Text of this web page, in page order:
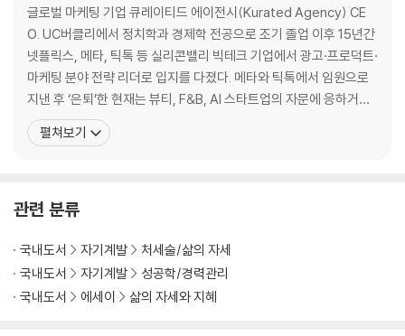
머슴 같은 주니어, 언젠간 대감집으로 간다
면접 보기 전, 7가지만 명심하라
[소라언니가 알려 주는 회사어 배우기 2]
- 당신은 형편없는 상사야
- 이메일로 전달하면 될 걸 왜 회의를 하는 거야?
- 제발 하나하나 참견 좀 하지 마
진심으로 일하는 사람에게 좋은 평판이 따라온다
좋은 멘티가 좋은 멘토를 얻는다
멘토에게 질문하기 전 알아야 할 7가지
글로벌 마케팅 기업 큐레이티드 에이전시(Kurated Agency) CE
O. UC버클리에서 정치학과 경제학 전공으로 조기 졸업 이후 15년간
넷플릭스, 메타, 틱톡 등 실리콘밸리 빅테크 기업에서 광고·프로덕트·
마케팅 분야 전략 리더로 입지를 다졌다. 메타와 틱톡에서 임원으로
지낸 후 ‘은퇴’한 현재는 뷰티, F&B, AI 스타트업의 자문에 응하거나
엔젤 투자자로 활동하고 있으며, 마케팅 에이전시 CEO로서 K-뷰티
와 라이프스타일 브랜드를 글로벌 시장의 주류로 선도하는 데 앞장서
펼쳐보기
관련 분류
국내도서 자기계발
처세술/삶의 자세
국내도서
자기계발
성공학/경력관리
국내도서
에세이 삶의 자세와 지혜